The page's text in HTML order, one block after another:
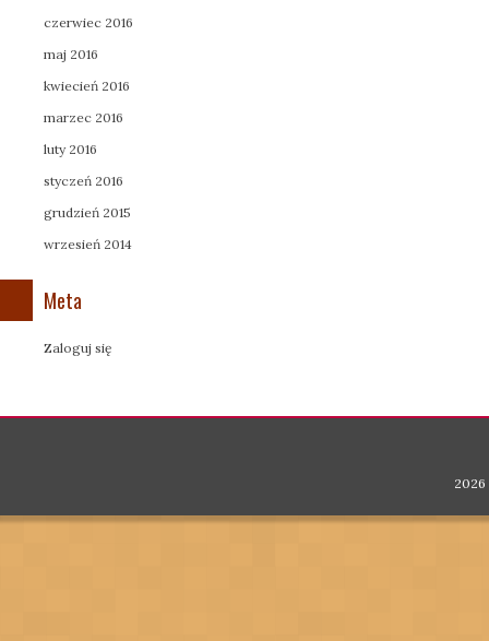
czerwiec 2016
maj 2016
kwiecień 2016
marzec 2016
luty 2016
styczeń 2016
grudzień 2015
wrzesień 2014
Meta
Zaloguj się
2026